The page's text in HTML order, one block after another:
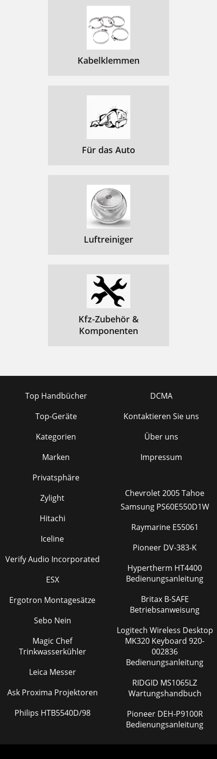
Kabelklemmen
Für das Auto
Luftreiniger
Kfz-Zubehör &
Komponenten
Top Handbücher
Top-Geräte
Kategorien
Marken
Privatsphäre
DCMA
Kontaktieren Sie uns
Über uns
Impressum
Zylight
Hitachi
Iceline
Verify Audio Incorporated
ESX
Ergotron Montagesätze
Sebo Nein
Magic Chef
Trinkwasserkühler
Leica Messer
Ask Proxima Projektoren
Philips HTB5540D/98
Chevrolet 2005 Tahoe
Samsung PS60E550D1W
Raymarine E55061
Pioneer DV-383-K
Hypertherm HT4400
Bedienungsanleitung
Britax B-SAFE
Betriebsanweisung
Logitech Wireless Desktop
MK320 Keyboard 920-
002836
Bedienungsanleitung
RIDGID MS1065LZ
Wartungshandbuch
Pioneer DEH-P9100R
Bedienungsanleitung